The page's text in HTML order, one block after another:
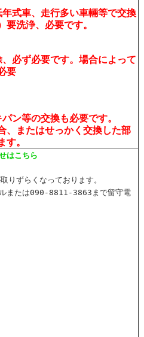
式車、走行多い車輛等で交換
要洗浄、必要です。
必ず必要です。場合によって
要
ン等の交換も必要です。
、またはせっかく交換した部
す。
はこちら
りずらくなっております。
または090-8811-3863まで留守電